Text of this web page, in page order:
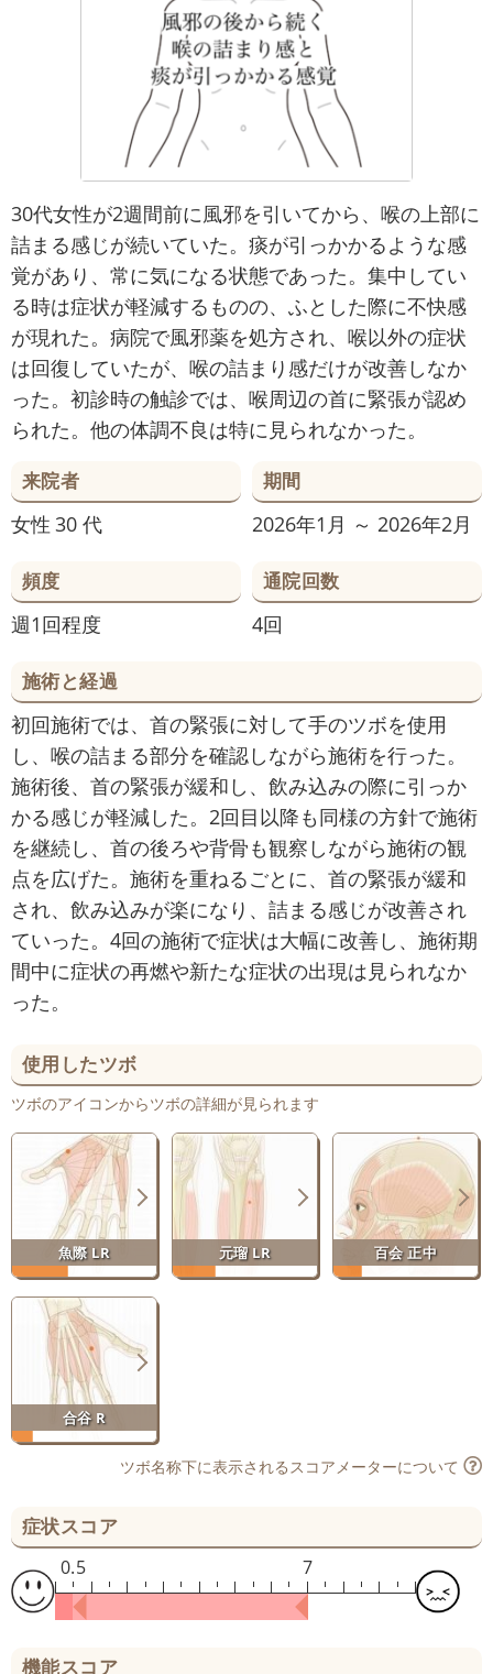
30代女性が2週間前に風邪を引いてから、喉の上部に
詰まる感じが続いていた。痰が引っかかるような感
覚があり、常に気になる状態であった。集中してい
る時は症状が軽減するものの、ふとした際に不快感
が現れた。病院で風邪薬を処方され、喉以外の症状
は回復していたが、喉の詰まり感だけが改善しなか
った。初診時の触診では、喉周辺の首に緊張が認め
られた。他の体調不良は特に見られなかった。
来院者
女性 30 代
期間
2026年1月 ～ 2026年2月
頻度
週1回程度
通院回数
4回
施術と経過
初回施術では、首の緊張に対して手のツボを使用
し、喉の詰まる部分を確認しながら施術を行った。
施術後、首の緊張が緩和し、飲み込みの際に引っか
かる感じが軽減した。2回目以降も同様の方針で施術
を継続し、首の後ろや背骨も観察しながら施術の観
点を広げた。施術を重ねるごとに、首の緊張が緩和
され、飲み込みが楽になり、詰まる感じが改善され
ていった。4回の施術で症状は大幅に改善し、施術期
間中に症状の再燃や新たな症状の出現は見られなか
った。
使用したツボ
ツボのアイコンからツボの詳細が見られます
魚際 LR 元瑠 LR 百会 正中
合谷 R
ツボ名称下に表示されるスコアメーターについて
症状スコア
7
0.5
機能スコア